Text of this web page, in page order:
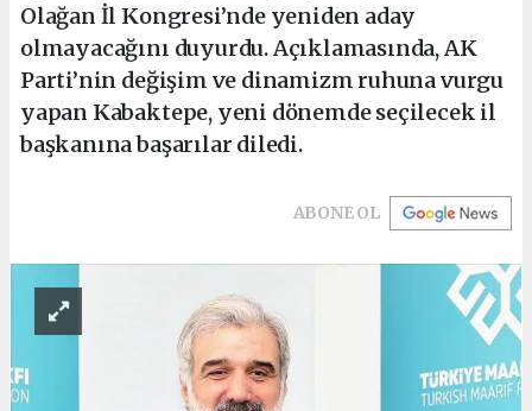
Olağan İl Kongresi’nde yeniden aday
olmayacağını duyurdu. Açıklamasında, AK
Parti’nin değişim ve dinamizm ruhuna vurgu
yapan Kabaktepe, yeni dönemde seçilecek il
başkanına başarılar diledi.
ABONE OL